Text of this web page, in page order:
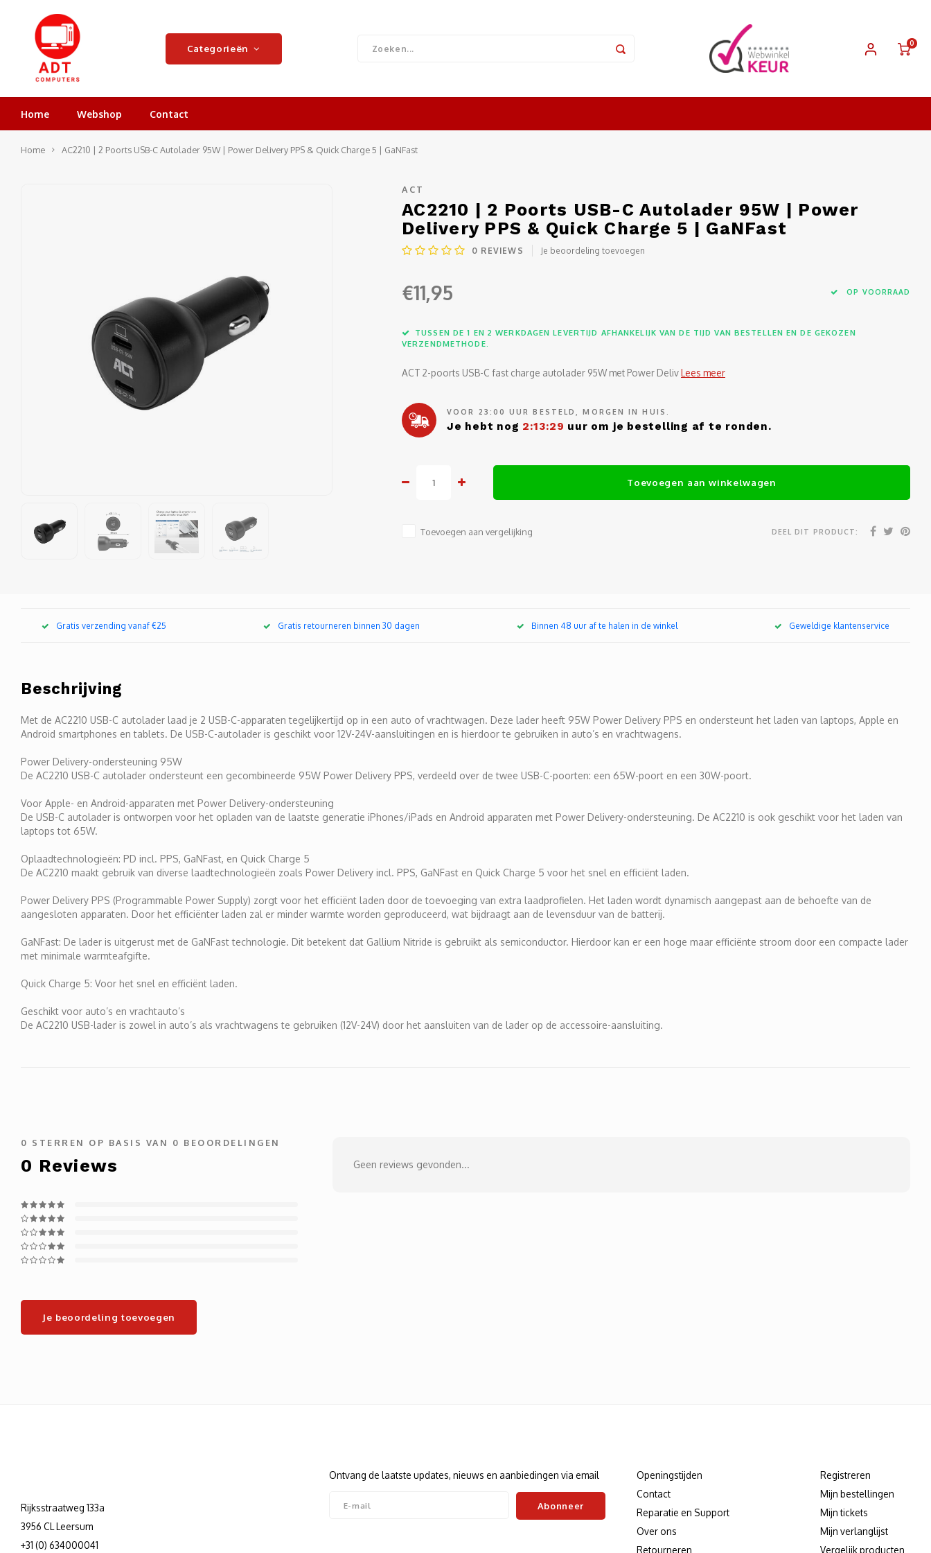
Categorieën 0
Home Webshop Contact
Home AC2210 | 2 Poorts USB-C Autolader 95W | Power Delivery PPS & Quick Charge 5 | GaNFast
ACT
AC2210 | 2 Poorts USB-C Autolader 95W | Power
Delivery PPS & Quick Charge 5 | GaNFast
0 REVIEWS Je beoordeling toevoegen
€11,95 OP VOORRAAD
TUSSEN DE 1 EN 2 WERKDAGEN LEVERTIJD AFHANKELIJK VAN DE TIJD VAN BESTELLEN EN DE GEKOZEN
VERZENDMETHODE.
ACT 2-poorts USB-C fast charge autolader 95W met Power DelivLees meer
VOOR 23:00 UUR BESTELD, MORGEN IN HUIS.
Je hebt nog 2:13:29 uur om je bestelling af te ronden.
Toevoegen aan winkelwagen
Toevoegen aan vergelijking DEEL DIT PRODUCT:
Gratis verzending vanaf €25 Gratis retourneren binnen 30 dagen Binnen 48 uur af te halen in de winkel Geweldige klantenservice
Beschrijving
Met de AC2210 USB-C autolader laad je 2 USB-C-apparaten tegelijkertijd op in een auto of vrachtwagen. Deze lader heeft 95W Power Delivery PPS en ondersteunt het laden van laptops, Apple en
Android smartphones en tablets. De USB-C-autolader is geschikt voor 12V-24V-aansluitingen en is hierdoor te gebruiken in auto’s en vrachtwagens.
Power Delivery-ondersteuning 95W
De AC2210 USB-C autolader ondersteunt een gecombineerde 95W Power Delivery PPS, verdeeld over de twee USB-C-poorten: een 65W-poort en een 30W-poort.
Voor Apple- en Android-apparaten met Power Delivery-ondersteuning
De USB-C autolader is ontworpen voor het opladen van de laatste generatie iPhones/iPads en Android apparaten met Power Delivery-ondersteuning. De AC2210 is ook geschikt voor het laden van
laptops tot 65W.
Oplaadtechnologieën: PD incl. PPS, GaNFast, en Quick Charge 5
De AC2210 maakt gebruik van diverse laadtechnologieën zoals Power Delivery incl. PPS, GaNFast en Quick Charge 5 voor het snel en efficiënt laden.
Power Delivery PPS (Programmable Power Supply) zorgt voor het efficiënt laden door de toevoeging van extra laadprofielen. Het laden wordt dynamisch aangepast aan de behoefte van de
aangesloten apparaten. Door het efficiënter laden zal er minder warmte worden geproduceerd, wat bijdraagt aan de levensduur van de batterij.
GaNFast: De lader is uitgerust met de GaNFast technologie. Dit betekent dat Gallium Nitride is gebruikt als semiconductor. Hierdoor kan er een hoge maar efficiënte stroom door een compacte lader
met minimale warmteafgifte.
Quick Charge 5: Voor het snel en efficiënt laden.
Geschikt voor auto’s en vrachtauto’s
De AC2210 USB-lader is zowel in auto’s als vrachtwagens te gebruiken (12V-24V) door het aansluiten van de lader op de accessoire-aansluiting.
0 STERREN OP BASIS VAN 0 BEOORDELINGEN
0 Reviews
Je beoordeling toevoegen
Geen reviews gevonden...
Rijksstraatweg 133a
3956 CL Leersum
+31 (0) 634000041
Ontvang de laatste updates, nieuws en aanbiedingen via email
Abonneer
Openingstijden
Contact
Reparatie en Support
Over ons
Retourneren
Registreren
Mijn bestellingen
Mijn tickets
Mijn verlanglijst
Vergelijk producten